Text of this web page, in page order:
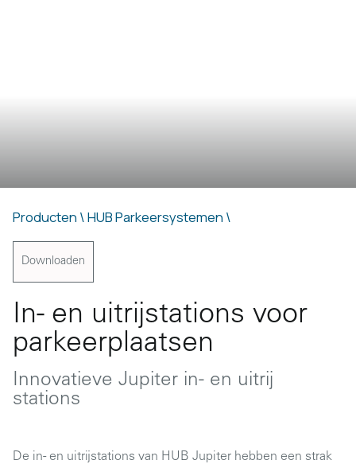
Producten \HUB Parkeersystemen \
Downloaden
In- en uitrijstations voor
parkeerplaatsen
Innovatieve Jupiter in- en uitrij
stations
De in- en uitrijstations van HUB Jupiter hebben een strak